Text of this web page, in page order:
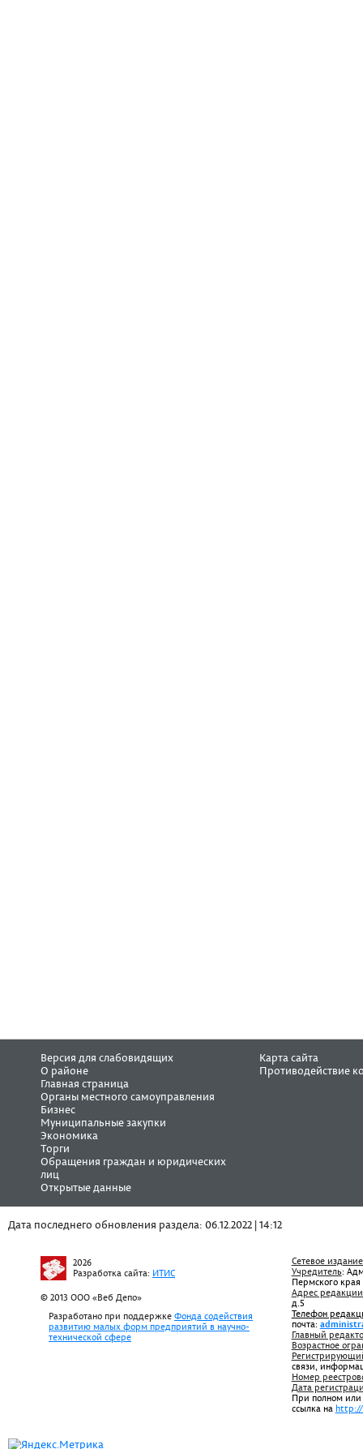
Версия для слабовидящих
О районе
Главная страница
Органы местного самоуправления
Бизнес
Муниципальные закупки
Экономика
Торги
Обращения граждан и юридических
лиц
Открытые данные
Карта сайта
Противодействие
Дата последнего обновления раздела: 06.12.2022 | 14:12
2026
Разработка сайта: ИТИС
© 2013 ООО «Веб Депо»
Разработано при поддержке Фонда содействия
развитию малых форм предприятий в научно-
технической сфере
Сетевое
Учредитель:
Пермского края
Адрес
д.5
Телефон
почта:
Главный
Возрастное
связи,
Номер
Дата
При полном или
ссылка на http://